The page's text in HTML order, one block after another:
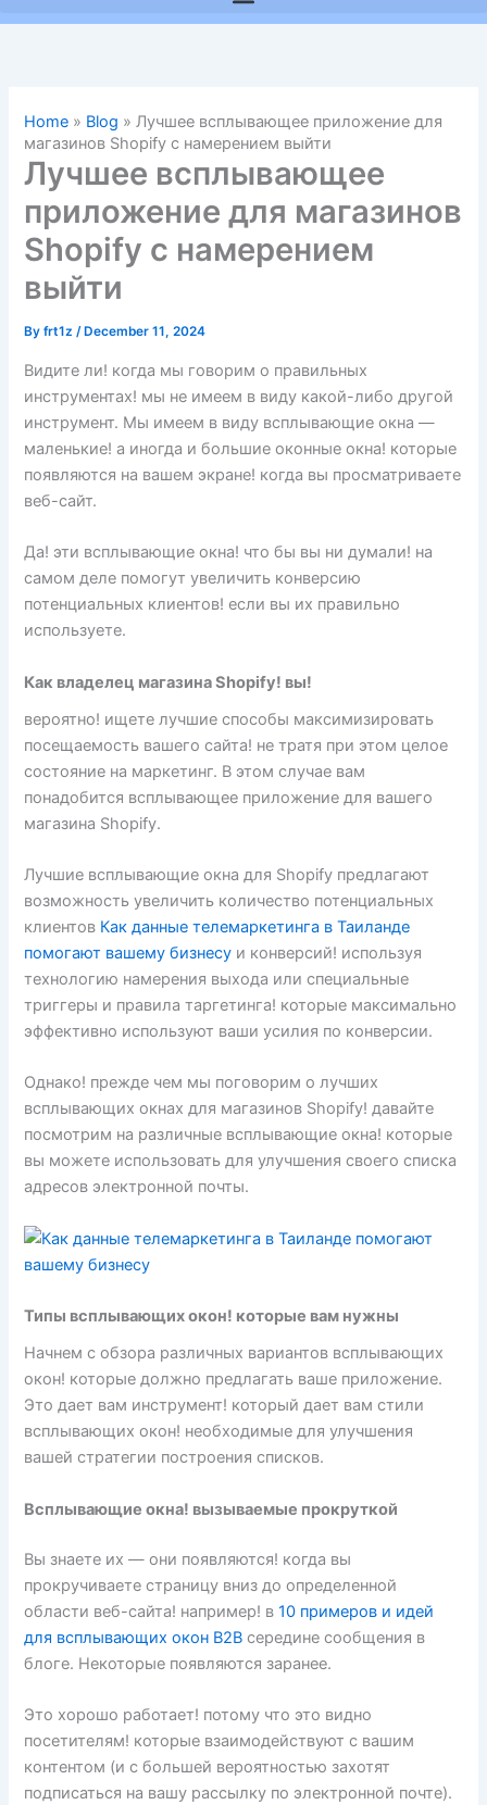
Home » Blog »Лучшее всплывающее приложение для
магазинов Shopify с намерением выйти
Лучшее всплывающее
приложение для магазинов
Shopify с намерением
выйти
Byfrt1z/ December 11, 2024
Видите ли! когда мы говорим о правильных
инструментах! мы не имеем в виду какой-либо другой
инструмент. Мы имеем в виду всплывающие окна —
маленькие! а иногда и большие оконные окна! которые
появляются на вашем экране! когда вы просматриваете
веб-сайт.
Да! эти всплывающие окна! что бы вы ни думали! на
самом деле помогут увеличить конверсию
потенциальных клиентов! если вы их правильно
используете.
Как владелец магазина Shopify! вы!
вероятно! ищете лучшие способы максимизировать
посещаемость вашего сайта! не тратя при этом целое
состояние на маркетинг. В этом случае вам
понадобится всплывающее приложение для вашего
магазина Shopify.
Лучшие всплывающие окна для Shopify предлагают
возможность увеличить количество потенциальных
клиентов Как данные телемаркетинга в Таиланде
помогают вашему бизнесу и конверсий! используя
технологию намерения выхода или специальные
триггеры и правила таргетинга! которые максимально
эффективно используют ваши усилия по конверсии.
Однако! прежде чем мы поговорим о лучших
всплывающих окнах для магазинов Shopify! давайте
посмотрим на различные всплывающие окна! которые
вы можете использовать для улучшения своего списка
адресов электронной почты.
Типы всплывающих окон! которые вам нужны
Начнем с обзора различных вариантов всплывающих
окон! которые должно предлагать ваше приложение.
Это дает вам инструмент! который дает вам стили
всплывающих окон! необходимые для улучшения
вашей стратегии построения списков.
Всплывающие окна! вызываемые прокруткой
Вы знаете их — они появляются! когда вы
прокручиваете страницу вниз до определенной
области веб-сайта! например! в10 примеров и идей
для всплывающих окон B2B середине сообщения в
блоге. Некоторые появляются заранее.
Это хорошо работает! потому что это видно
посетителям! которые взаимодействуют с вашим
контентом (и с большей вероятностью захотят
подписаться на вашу рассылку по электронной почте).